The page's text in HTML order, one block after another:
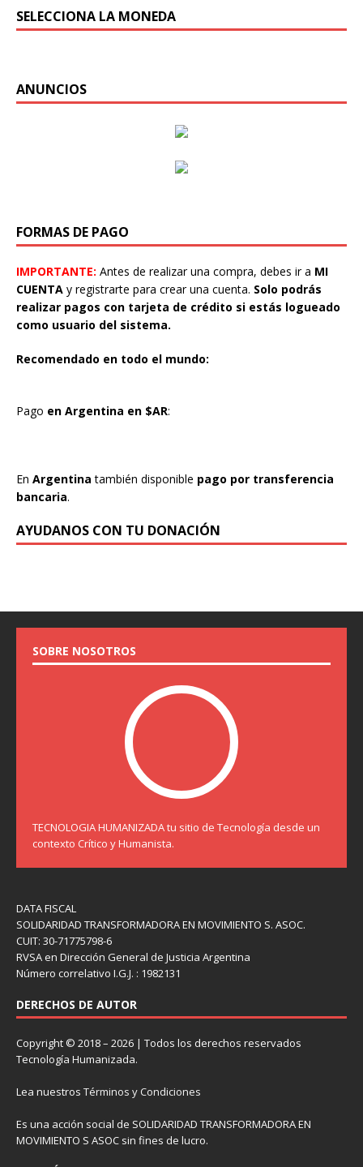
SELECCIONA LA MONEDA
ANUNCIOS
FORMAS DE PAGO
IMPORTANTE: Antes de realizar una compra, debes ir a MI
CUENTA y registrarte para crear una cuenta. Solo podrás
realizar pagos con tarjeta de crédito si estás logueado
como usuario del sistema.
Recomendado en todo el mundo:
Pago en Argentina en $AR:
En Argentina también disponible pago por transferencia
bancaria.
AYUDANOS CON TU DONACIÓN
SOBRE NOSOTROS
TECNOLOGIA HUMANIZADA tu sitio de Tecnología desde un
contexto Crítico y Humanista.
DATA FISCAL
SOLIDARIDAD TRANSFORMADORA EN MOVIMIENTO S. ASOC.
CUIT: 30-71775798-6
RVSA en Dirección General de Justicia Argentina
Número correlativo I.G.J. : 1982131
DERECHOS DE AUTOR
Copyright © 2018 – 2026 | Todos los derechos reservados
Tecnología Humanizada.
Lea nuestros Términos y Condiciones
Es una acción social de SOLIDARIDAD TRANSFORMADORA EN
MOVIMIENTO S ASOC sin fines de lucro.